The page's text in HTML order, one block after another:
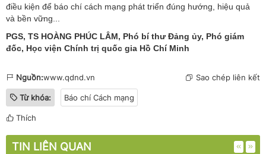
điều kiện để báo chí cách mạng phát triển đúng hướng, hiệu quả
và bền vững...
PGS, TS HOÀNG PHÚC LÂM, Phó bí thư Đảng ủy, Phó giám
đốc, Học viện Chính trị quốc gia Hồ Chí Minh
Nguồn:www.qdnd.vn Sao chép liên kết
Từ khóa: Báo chí Cách mạng
Thích
TIN LIÊN QUAN